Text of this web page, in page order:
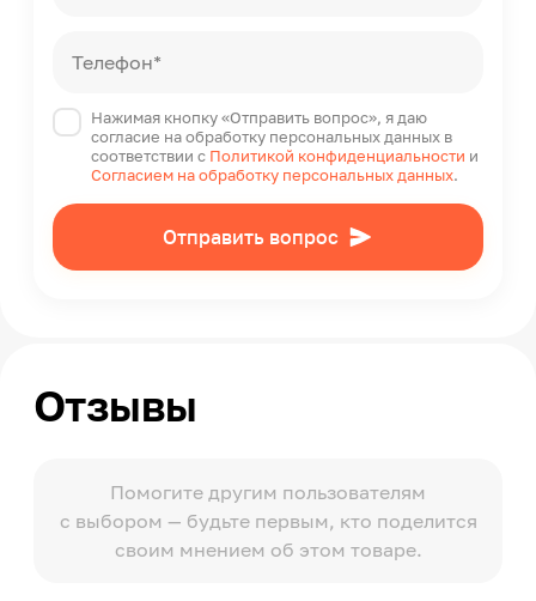
Телефон*
Нажимая кнопку «Отправить вопрос», я даю
согласие на обработку персональных данных в
соответствии с Политикой конфиденциальности и
Согласием на обработку персональных данных.
Отправить вопрос
Отзывы
Помогите другим пользователям
с выбором — будьте первым, кто поделится
своим мнением об этом товаре.